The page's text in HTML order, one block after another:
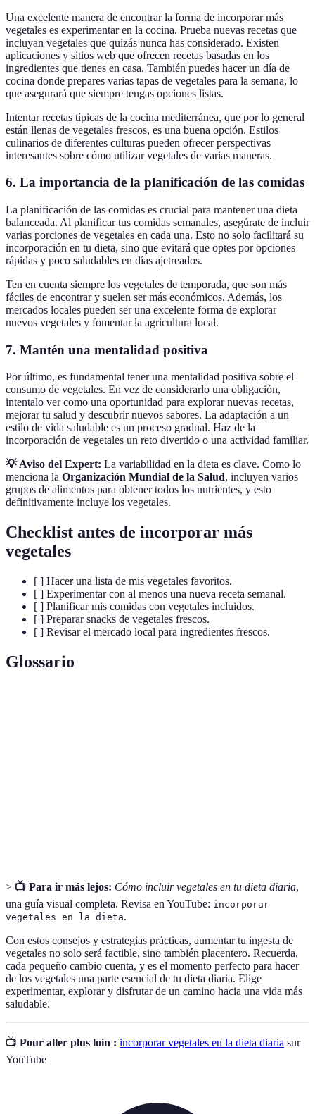
Una excelente manera de encontrar la forma de incorporar más
vegetales es experimentar en la cocina. Prueba nuevas recetas que
incluyan vegetales que quizás nunca has considerado. Existen
aplicaciones y sitios web que ofrecen recetas basadas en los
ingredientes que tienes en casa. También puedes hacer un día de
cocina donde prepares varias tapas de vegetales para la semana, lo
que asegurará que siempre tengas opciones listas.
Intentar recetas típicas de la cocina mediterránea, que por lo general
están llenas de vegetales frescos, es una buena opción. Estilos
culinarios de diferentes culturas pueden ofrecer perspectivas
interesantes sobre cómo utilizar vegetales de varias maneras.
6. La importancia de la planificación de las comidas
La planificación de las comidas es crucial para mantener una dieta
balanceada. Al planificar tus comidas semanales, asegúrate de incluir
varias porciones de vegetales en cada una. Esto no solo facilitará su
incorporación en tu dieta, sino que evitará que optes por opciones
rápidas y poco saludables en días ajetreados.
Ten en cuenta siempre los vegetales de temporada, que son más
fáciles de encontrar y suelen ser más económicos. Además, los
mercados locales pueden ser una excelente forma de explorar
nuevos vegetales y fomentar la agricultura local.
7. Mantén una mentalidad positiva
Por último, es fundamental tener una mentalidad positiva sobre el
consumo de vegetales. En vez de considerarlo una obligación,
intentalo ver como una oportunidad para explorar nuevas recetas,
mejorar tu salud y descubrir nuevos sabores. La adaptación a un
estilo de vida saludable es un proceso gradual. Haz de la
incorporación de vegetales un reto divertido o una actividad familiar.
💡 Aviso del Expert: La variabilidad en la dieta es clave. Como lo
menciona la Organización Mundial de la Salud, incluyen varios
grupos de alimentos para obtener todos los nutrientes, y esto
definitivamente incluye los vegetales.
Checklist antes de incorporar más
vegetales
[ ] Hacer una lista de mis vegetales favoritos.
[ ] Experimentar con al menos una nueva receta semanal.
[ ] Planificar mis comidas con vegetales incluidos.
[ ] Preparar snacks de vegetales frescos.
[ ] Revisar el mercado local para ingredientes frescos.
Glossario
> 📺 Para ir más lejos: Cómo incluir vegetales en tu dieta diaria,
una guía visual completa. Revisa en YouTube: incorporar
vegetales en la dieta.
Con estos consejos y estrategias prácticas, aumentar tu ingesta de
vegetales no solo será factible, sino también placentero. Recuerda,
cada pequeño cambio cuenta, y es el momento perfecto para hacer
de los vegetales una parte esencial de tu dieta diaria. Elige
experimentar, explorar y disfrutar de un camino hacia una vida más
saludable.
📺 Pour aller plus loin : incorporar vegetales en la dieta diaria sur
YouTube